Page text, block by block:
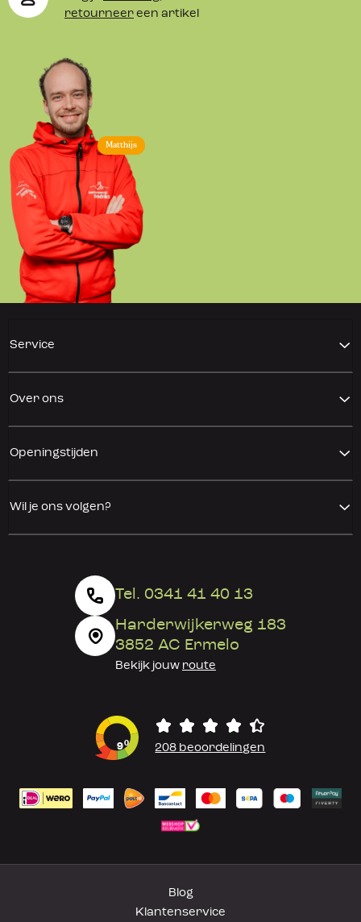
Matthijs
retourneer een artikel
Service
Over ons
Openingstijden
Wil je ons volgen?
Tel. 0341 41 40 13
Harderwijkerweg 183
3852 AC Ermelo
Bekijk jouw route
90 208 beoordelingen
Blog
Klantenservice